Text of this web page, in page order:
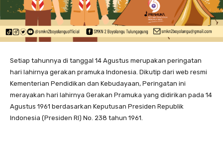
Setiap tahunnya di tanggal 14 Agustus merupakan peringatan
hari lahirnya gerakan pramuka Indonesia. Dikutip dari web resmi
Kementerian Pendidikan dan Kebudayaan, Peringatan ini
merayakan hari lahirnya Gerakan Pramuka yang didirikan pada 14
Agustus 1961 berdasarkan Keputusan Presiden Republik
Indonesia (Presiden RI) No. 238 tahun 1961.